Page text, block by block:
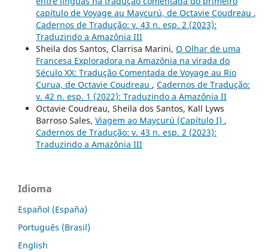
capítulo de Voyage au Maycurú, de Octavie Coudreau ,
Cadernos de Tradução: v. 43 n. esp. 2 (2023):
Traduzindo a Amazônia III
Sheila dos Santos, Clarrisa Marini, O Olhar de uma
Francesa Exploradora na Amazônia na virada do
Século XX: Tradução Comentada de Voyage au Rio
Curua, de Octavie Coudreau , Cadernos de Tradução:
v. 42 n. esp. 1 (2022): Traduzindo a Amazônia II
Octavie Coudreau, Sheila dos Santos, Kall Lyws
Barroso Sales, Viagem ao Maycurú (Capítulo I) ,
Cadernos de Tradução: v. 43 n. esp. 2 (2023):
Traduzindo a Amazônia III
Idioma
Español (España)
Português (Brasil)
English